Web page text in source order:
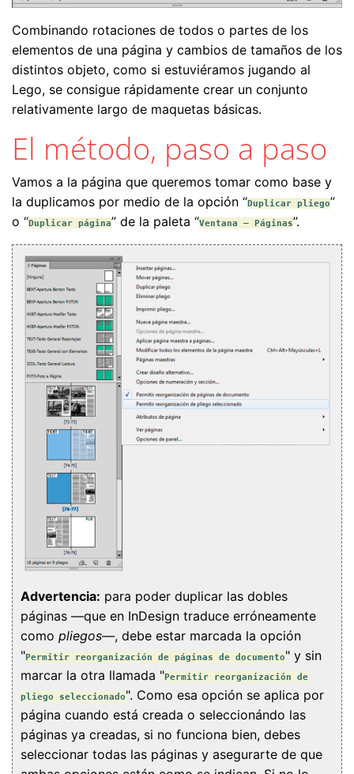
Combinando rotaciones de todos o partes de los
elementos de una página y cambios de tamaños de los
distintos objeto, como si estuviéramos jugando al
Lego, se consigue rápidamente crear un conjunto
relativamente largo de maquetas básicas.
El método, paso a paso
Vamos a la página que queremos tomar como base y
la duplicamos por medio de la opción “Duplicar pliego”
o “Duplicar página” de la paleta “Ventana – Páginas”.
Advertencia: para poder duplicar las dobles
páginas —que en InDesign traduce erróneamente
como pliegos—, debe estar marcada la opción
"Permitir reorganización de páginas de documento" y sin
marcar la otra llamada "Permitir reorganización de
pliego seleccionado". Como esa opción se aplica por
página cuando está creada o seleccionándo las
páginas ya creadas, si no funciona bien, debes
seleccionar todas las páginas y asegurarte de que